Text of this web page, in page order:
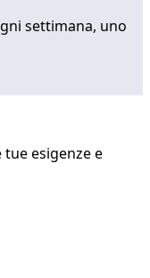
settimana, uno
tue esigenze e